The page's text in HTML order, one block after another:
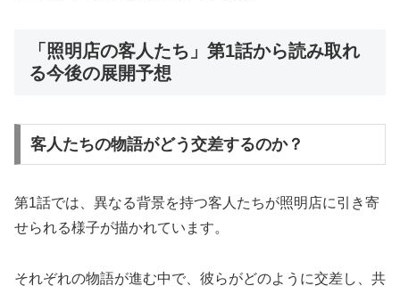
「照明店の客人たち」第1話から読み取れ
る今後の展開予想
客人たちの物語がどう交差するのか？
第1話では、異なる背景を持つ客人たちが照明店に引き寄
せられる様子が描かれています。
それぞれの物語が進む中で、彼らがどのように交差し、共